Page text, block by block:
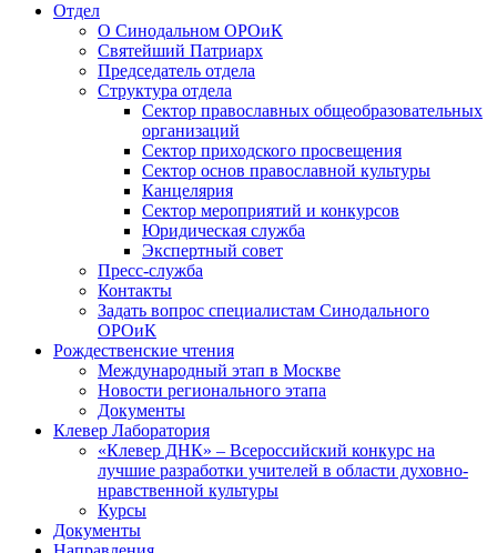
Отдел
О Синодальном ОРОиК
Святейший Патриарх
Председатель отдела
Структура отдела
Сектор православных общеобразовательных
организаций
Сектор приходского просвещения
Сектор основ православной культуры
Канцелярия
Сектор мероприятий и конкурсов
Юридическая служба
Экспертный совет
Пресс-служба
Контакты
Задать вопрос специалистам Синодального
ОРОиК
Рождественские чтения
Международный этап в Москве
Новости регионального этапа
Документы
Клевер Лаборатория
«Клевер ДНК» – Всероссийский конкурс на
лучшие разработки учителей в области духовно-
нравственной культуры
Курсы
Документы